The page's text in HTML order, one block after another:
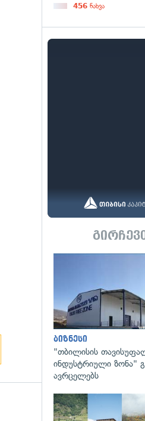
456 ნახვა
ბიზნესი
"თბილისის
ინდუსტრიული ზონა"
ავრცელებს